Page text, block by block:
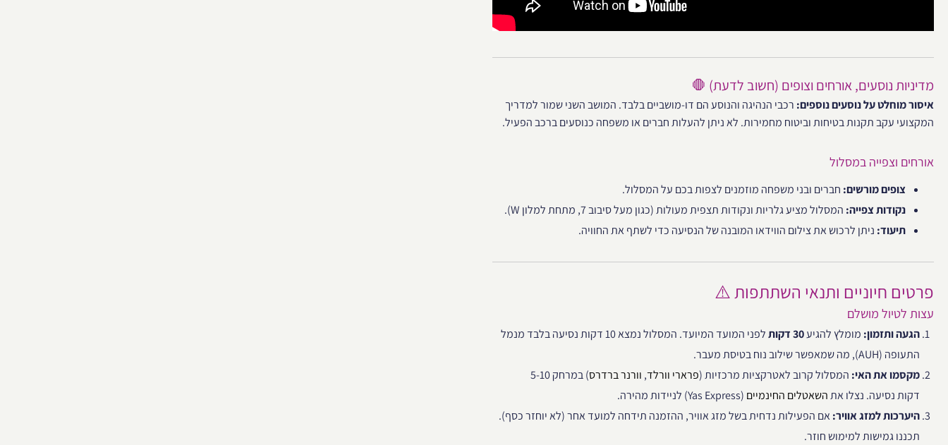
מדיניות נוסעים, אורחים וצופים (חשוב לדעת) 🛑
איסור מוחלט על נוסעים נוספים: רכבי הנהיגה והנוסע הם דו-מושביים בלבד. המושב השני שמור למדריך
המקצועי עקב תקנות בטיחות וביטוח מחמירות. לא ניתן להעלות חברים או משפחה כנוסעים ברכב הפעיל.
אורחים וצפייה במסלול
צופים מורשים: חברים ובני משפחה מוזמנים לצפות בכם על המסלול.
נקודות צפייה: המסלול מציע גלריות ונקודות תצפית מעולות (כגון מעל סיבוב 7, מתחת למלון W).
תיעוד: ניתן לרכוש את צילום הווידאו המובנה של הנסיעה כדי לשתף את החוויה.
פרטים חיוניים ותנאי השתתפות ⚠️
עצות לטיול מושלם
הגעה ותזמון: מומלץ להגיע30 דקות
לפני המועד המיועד. המסלול נמצא 10 דקות נסיעה בלבד מנמל
התעופה (AUH), מה שמאפשר שילוב נוח בטיסת מעבר.
מקסמו את האי: המסלול קרוב לאטרקציות מרכזיות (פרארי וורלד, וורנר ברדרס
) במרחק 5-10
דקות נסיעה. נצלו אתהשאטלים החינמיים (Yas Express) לניידות מהירה.
היערכות למזג אוויר:אם הפעילות נדחית בשל מזג אוויר, ההזמנה תידחה למועד אחר (לא יוחזר כסף).
תכננו גמישות למימוש חוזר.